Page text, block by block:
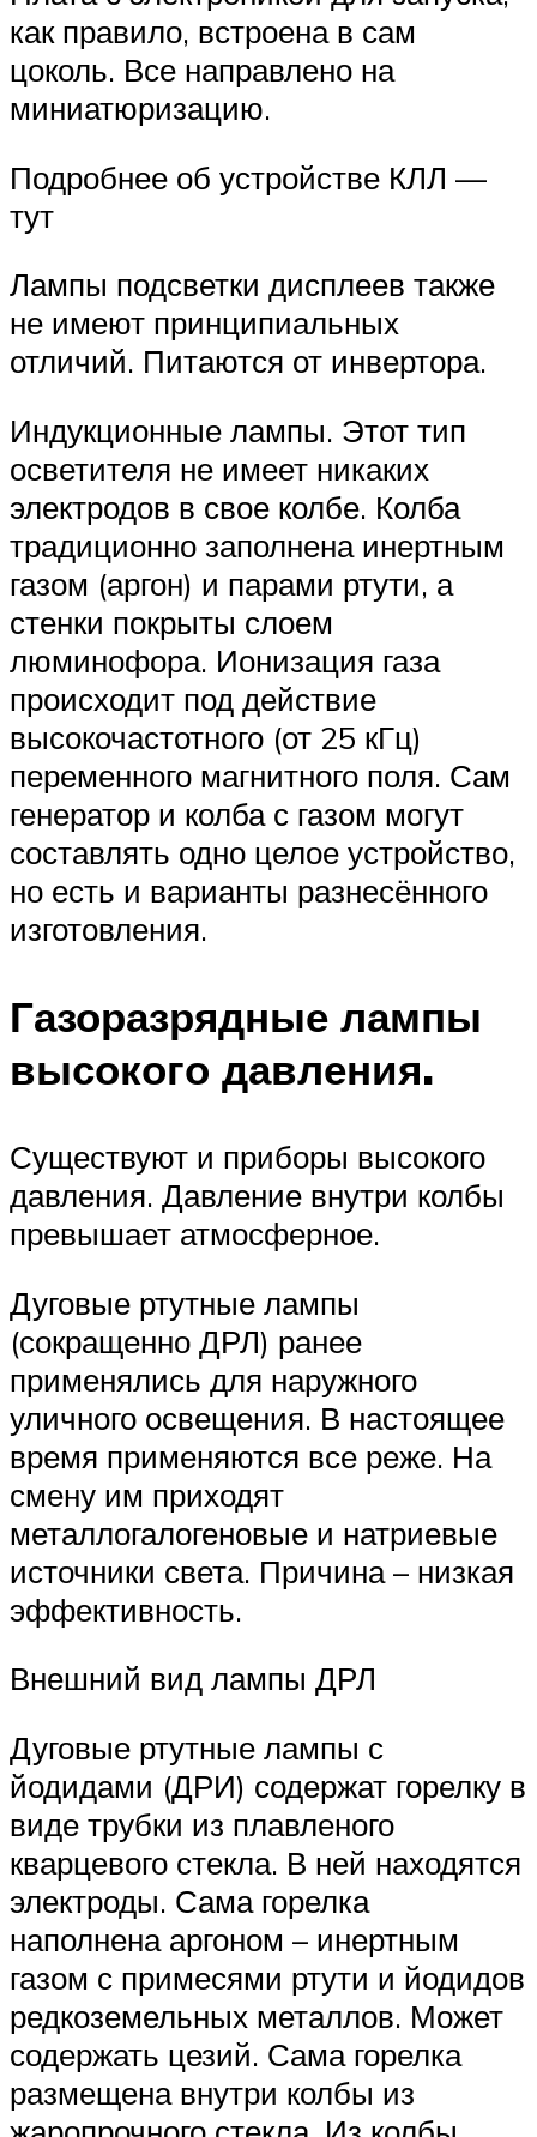
как правило, встроена в сам
цоколь. Все направлено на
миниатюризацию.
Подробнее об устройстве КЛЛ —
тут
Лампы подсветки дисплеев также
не имеют принципиальных
отличий. Питаются от инвертора.
Индукционные лампы. Этот тип
осветителя не имеет никаких
электродов в свое колбе. Колба
традиционно заполнена инертным
газом (аргон) и парами ртути, а
стенки покрыты слоем
люминофора. Ионизация газа
происходит под действие
высокочастотного (от 25 кГц)
переменного магнитного поля. Сам
генератор и колба с газом могут
составлять одно целое устройство,
но есть и варианты разнесённого
изготовления.
Газоразрядные лампы
высокого давления.
Существуют и приборы высокого
давления. Давление внутри колбы
превышает атмосферное.
Дуговые ртутные лампы
(сокращенно ДРЛ) ранее
применялись для наружного
уличного освещения. В настоящее
время применяются все реже. На
смену им приходят
металлогалогеновые и натриевые
источники света. Причина – низкая
эффективность.
Внешний вид лампы ДРЛ
Дуговые ртутные лампы с
йодидами (ДРИ) содержат горелку в
виде трубки из плавленого
кварцевого стекла. В ней находятся
электроды. Сама горелка
наполнена аргоном – инертным
газом с примесями ртути и йодидов
редкоземельных металлов. Может
содержать цезий. Сама горелка
размещена внутри колбы из